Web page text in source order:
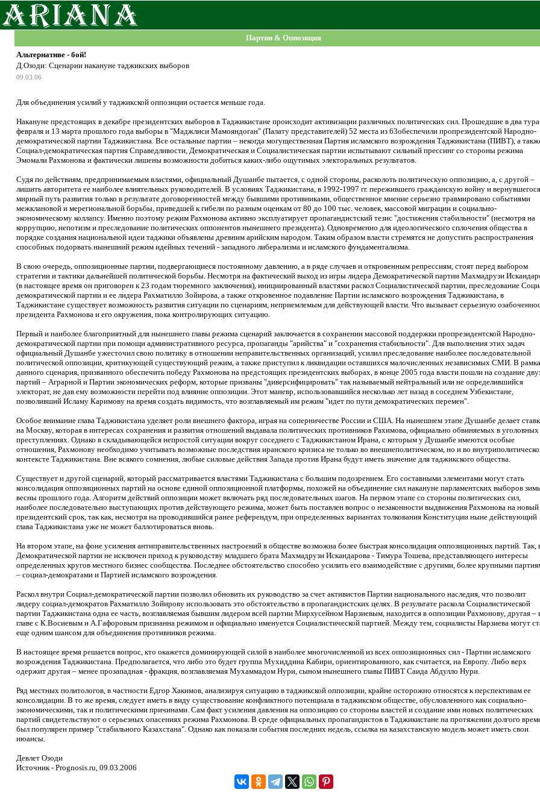
Партии & Оппозиция
Альтернативе - бой!
Д.Озоди: Сценарии накануне таджикских выборов
09.03.06
Для объединения усилий у таджикской оппозиции остается меньше года.
Накануне предстоящих в декабре президентских выборов в Таджикистане происходит активизации различных политических сил. Прошедшие в два
февраля и 13 марта прошлого года выборы в "Маджлиси Мамояндоган" (Палату представителей) 52 места из 63обеспечили пропрезидентской Народно-
демократической партии Таджикистана. Все остальные партии – некогда могущественная Партия исламского возрождения Таджикистана (ПИВТ), а
Социал-демократическая партия Справедливости, Демократическая и Социалистическая партии испытывают сильный прессинг со стороны режима
Эмомали Рахмонова и фактически лишены возможности добиться каких-либо ощутимых электоральных результатов.
Судя по действиям, предпринимаемым властями, официальный Душанбе пытается, с одной стороны, расколоть политическую оппозицию, а, с другой –
лишить авторитета ее наиболее влиятельных руководителей. В условиях Таджикистана, в 1992-1997 гг. пережившего гражданскую войну и
мирный путь развития только в результате договоренностей между бывшими противниками, общественное мнение серьезно травмировано событиями
межклановой и мерегиональной борьбы, приведшей к гибели по разным оценкам от 80 до 100 тыс. человек, массовой миграции и социально-
экономическому коллапсу. Именно поэтому режим Рахмонова активно эксплуатирует пропагандистский тезис "достижения стабильности" (несмотря на
коррупцию, непотизм и преследование политических оппонентов нынешнего президента). Одновременно для идеологического сплочения общества в
порядке создания национальной идеи таджики объявлены древним арийским народом. Таким образом власти стремятся не допустить распространения
способных подорвать нынешний режим идейных течений - западного либерализма и исламского фундаментализма.
В свою очередь, оппозиционные партии, подвергающиеся постоянному давлению, а в ряде случаев и откровенным репрессиям, стоят перед выбором
стратегии и тактики дальнейшей политической борьбы. Несмотря на фактический выход из игры лидера Демократической партии Махмадрузи
(в настоящее время он приговорен к 23 годам тюремного заключения), инициированный властями раскол Социалистической партии, преследование
демократической партии и ее лидера Рахматилло Зойирова, а также откровенное подавление Партии исламского возрождения Таджикистана, в
Таджикистане существует возможность развития ситуации по сценариям, неприемлемым для действующей власти. Что вызывает серьезную
президента Рахмонова и его окружения, пока контролирующих ситуацию.
Первый и наиболее благоприятный для нынешнего главы режима сценарий заключается в сохранении массовой поддержки пропрезидентской Народно-
демократической партии при помощи административного ресурса, пропаганды "арийства" и "сохранения стабильности". Для выполнения этих задач
официальный Душанбе ужесточил свою политику в отношении неправительственных организаций, усилил преследование наиболее последовательной
политической оппозиции, критикующей существующий режим, а также приступил к ликвидации оставшихся малочисленных независимых СМИ. В
данного сценария, призванного обеспечить победу Рахмонова на предстоящих президентских выборах, в конце 2005 года власти пошли на создание
партий – Аграрной и Партии экономических реформ, которые призваны "диверсифицировать" так называемый нейтральный или не определившийся
электорат, не дав ему возможности перейти под влияние оппозиции. Этот маневр, использовавшийся несколько лет назад в соседнем Узбекистане,
позволивший Исламу Каримову на время создать видимость, что возглавляемый им режим "идет по пути демократических перемен".
Особое внимание глава Таджикистана уделяет роли внешнего фактора, играя на соперничестве России и США. На нынешнем этапе Душанбе делает
на Москву, которая в интересах сохранения и развития отношений выдавала политических противников Рахимова, официально обвиняемых в уголовных
преступлениях. Однако в складывающейся непростой ситуации вокруг соседнего с Таджикистаном Ирана, с которым у Душанбе имеются особые
отношения, Рахмонову необходимо учитывать возможные последствия иранского кризиса не только во внешнеполитическом, но и во
контексте Таджикистана. Вне всякого сомнения, любые силовые действия Запада против Ирана будут иметь значение для таджикского общества.
Существует и другой сценарий, который рассматривается властями Таджикистана с большим подозрением. Его составными элементами могут стать
консолидация оппозиционных партий на основе единой оппозиционной платформы, похожей на объединение сил накануне парламентских выборов
весны прошлого года. Алгоритм действий оппозиции может включать ряд последовательных шагов. На первом этапе со стороны политических сил,
наиболее последовательно выступающих против действующего режима, может быть поставлен вопрос о незаконности выдвижения Рахмонова на новый
президентский срок, так как, несмотря на проводившийся ранее референдум, при определенных вариантах толкования Конституции ныне действующий
глава Таджикистана уже не может баллотироваться вновь.
На втором этапе, на фоне усиления антиправительственных настроений в обществе возможна более быстрая консолидация оппозиционных партий. Так,
Демократической партии не исключен приход к руководству младшего брата Махмадрузи Искандарова - Тимура Тошева, представляющего интересы
определенных кругов местного бизнес сообщества. Последнее обстоятельство способно усилить его взаимодействие с другими, более крупными
– социал-демократами и Партией исламского возрождения.
Раскол внутри Социал-демократической партии позволил обновить их руководство за счет активистов Партии национального наследия, что позволит
лидеру социал-демократов Рахматилло Зойирову использовать это обстоятельство в пропагандистских целях. В результате раскола Социалистической
партии Таджикистана одна ее часть, возглавляемая бывшим лидером всей партии Мирхусейном Нарзиевым, находится в оппозиции Рахмонову, другая –
главе с К.Восиевым и А.Гафоровым признанна режимом и официально именуется Социалистической партией. Между тем, социалисты Нарзиева могут
еще одним шансом для объединения противников режима.
В настоящее время решается вопрос, кто окажется доминирующей силой в наиболее многочисленной из всех оппозиционных сил - Партии исламского
возрождения Таджикистана. Предполагается, что либо это будет группа Мухиддина Кабири, ориентированного, как считается, на Европу. Либо верх
одержит другая – менее прозападная - фракция, возглавляемая Мухаммадом Нури, сыном нынешнего главы ПИВТ Саида Абдулло Нури.
Ряд местных политологов, в частности Едгор Хакимов, анализируя ситуацию в таджикской оппозиции, крайне осторожно относятся к перспективам ее
консолидации. В то же время, следует иметь в виду существование конфликтного потенциала в таджикском обществе, обусловленного как социально-
экономическими, так и политическими причинами. Сам факт усиления давления на оппозицию со стороны властей и создание ими новых политических
партий свидетельствуют о серьезных опасениях режима Рахмонова. В среде официальных пропагандистов в Таджикистане на протяжении долгого
был популярен пример "стабильного Казахстана". Однако как показали события последних недель, ссылка на казахстанскую модель может иметь свои
нюансы.
Девлет Озоди
Источник - Рrognosis.ru, 09.03.2006